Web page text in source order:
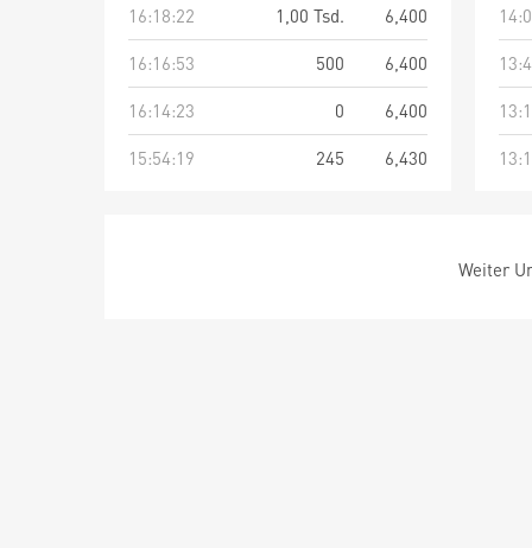
16:18:22
1,00 Tsd.
6,400
16:16:53
500
6,400
16:14:23
0
6,400
15:54:19
245 6,430
Weiter